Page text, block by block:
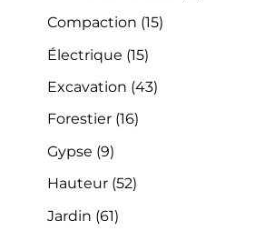
Compaction (15)
Électrique (15)
Excavation (43)
Forestier (16)
Gypse (9)
Hauteur (52)
Jardin (61)